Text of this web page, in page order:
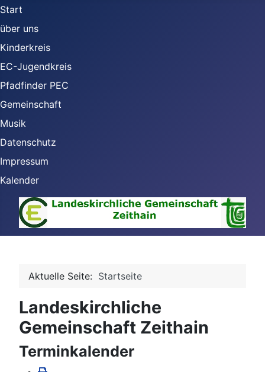
Start
über uns
Kinderkreis
EC-Jugendkreis
Pfadfinder PEC
Gemeinschaft
Musik
Datenschutz
Impressum
Kalender
Aktuelle Seite: Startseite
Landeskirchliche
Gemeinschaft Zeithain
Terminkalender